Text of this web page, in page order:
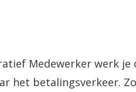
Medewerker werk
het betalingsverkeer.